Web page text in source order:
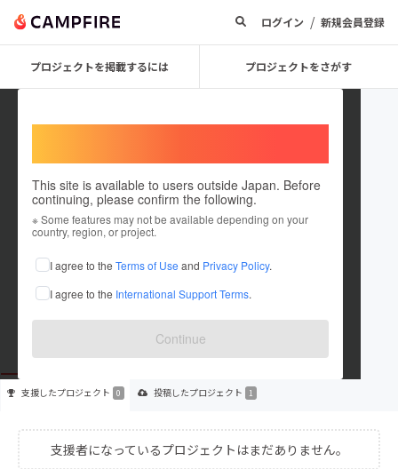
ログイン / 新規会員登録
プロジェクトを掲載するには プロジェクトをさがす
This site is available to users outside Japan. Before
continuing, please confirm the following.
※ Some features may not be available depending on your
country, region, or project.
I agree to the Terms of Use and Privacy Policy.
I agree to the International Support Terms.
Continue
tatuo okada
これまでに1件のプロジェクトを投稿しています
在住国：日本 現在地：兵庫県
出身国：日本 出身地：兵庫県
支援したプロジェクト 0 投稿したプロジェクト 1
支援者になっているプロジェクトはまだありません。